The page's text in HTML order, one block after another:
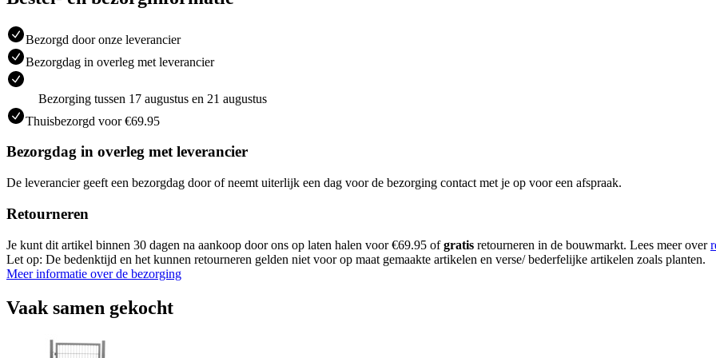
Bezorgd door onze leverancier
Bezorgdag in overleg met leverancier
Bezorging tussen 17 augustus en 21 augustus
Thuisbezorgd voor €69.95
Bezorgdag in overleg met leverancier
De leverancier geeft een bezorgdag door of neemt uiterlijk een dag voor de bezorging contact met je op voor een afspraak.
Retourneren
Je kunt dit artikel binnen 30 dagen na aankoop door ons op laten halen voor €69.95 ofgratis retourneren in de bouwmarkt. Lees meer over
Let op: De bedenktijd en het kunnen retourneren gelden niet voor op maat gemaakte artikelen en verse/ bederfelijke artikelen zoals planten.
Meer informatie over de bezorging
Vaak samen gekocht